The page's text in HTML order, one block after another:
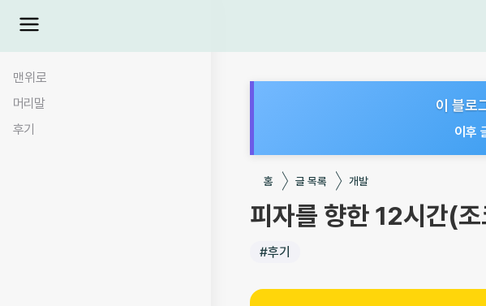
이 블로
이후
홈 글 목록 개발
피자를 향한 12시간(
#후기
맨위로
머리말
후기